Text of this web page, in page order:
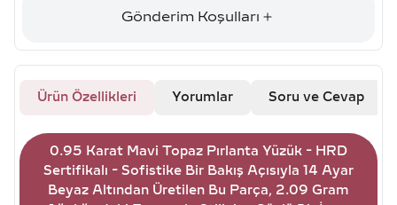
Gönderim Koşulları
Ürün Özellikleri Yorumlar Soru ve Cevap
0.95 Karat Mavi Topaz Pırlanta Yüzük - HRD
Sertifikalı - Sofistike Bir Bakış Açısıyla 14 Ayar
Beyaz Altından Üretilen Bu Parça, 2.09 Gram